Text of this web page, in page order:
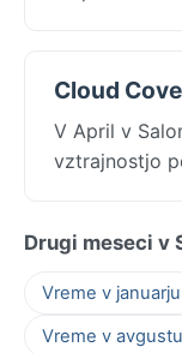
Cloud
V April v
vztrajnostjo
Drugi meseci v
Vreme v januarju
Vreme v avgustu